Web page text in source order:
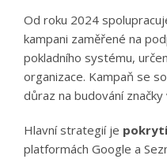
Od roku 2024
kampani zaměřené na
pokladního systému,
organizace. Kampaň se
důraz na budování
Hlavní strategií je
platformách Google a